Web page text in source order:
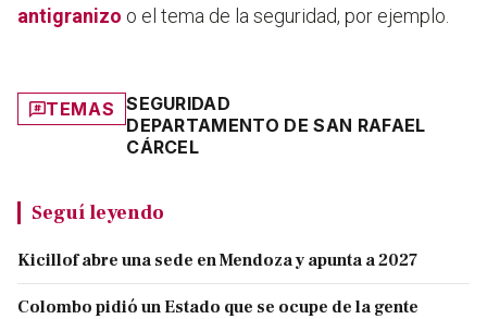
antigranizo o el tema de la seguridad, por ejemplo.
TEMAS
SEGURIDAD
DEPARTAMENTO DE SAN RAFAEL
CÁRCEL
Seguí leyendo
Kicillof abre una sede en Mendoza y apunta a 2027
Colombo pidió un Estado que se ocupe de la gente